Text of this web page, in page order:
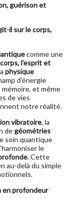
guérison et
il sur le corps,
comme une
l’esprit et
physique
d’énergie
et même
de vies
notre réalité.
vibratoire, la
degéométries
soin quantique
le
. Cette
au-delà du simple
en profondeur